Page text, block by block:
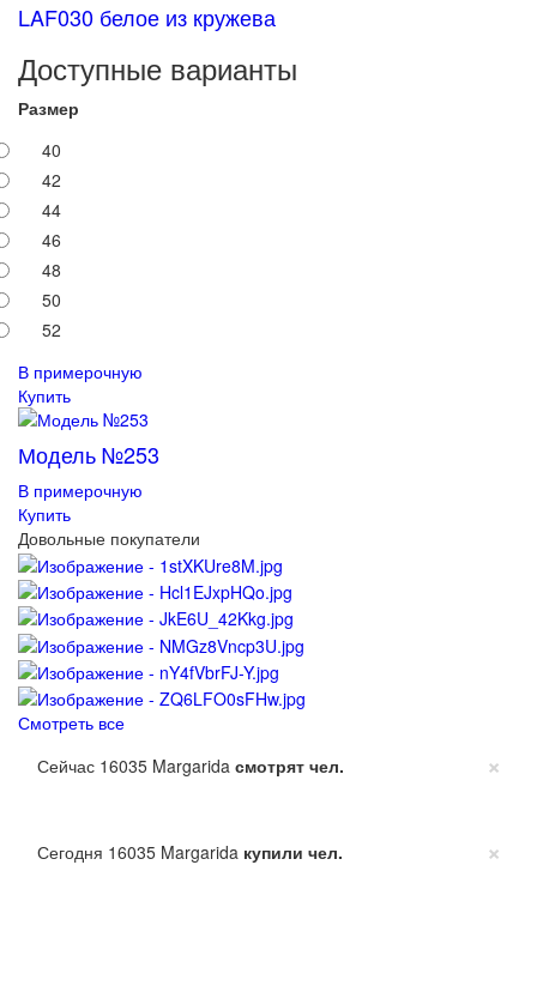
LAF030 белое из кружева
Доступные варианты
Размер
40
42
44
46
48
50
52
В примерочную
Купить
Модель №253
В примерочную
Купить
Довольные покупатели
Смотреть все
×
Сейчас 16035 Margarida смотрят чел.
×
Сегодня 16035 Margarida купили чел.